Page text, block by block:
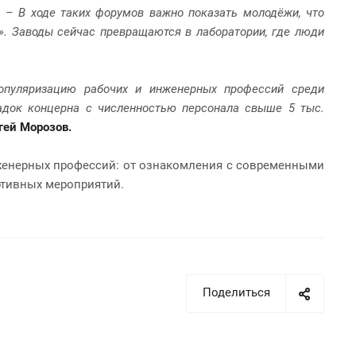
–В ходе таких форумов важно показать молодёжи, что
Заводы сейчас превращаются в лаборатории, где люди
рабочих и инженерных профессий среди
концерна с численностью персонала свыше 5 тыс.
Морозов.
профессий: от ознакомления с современными
мероприятий.
Поделиться